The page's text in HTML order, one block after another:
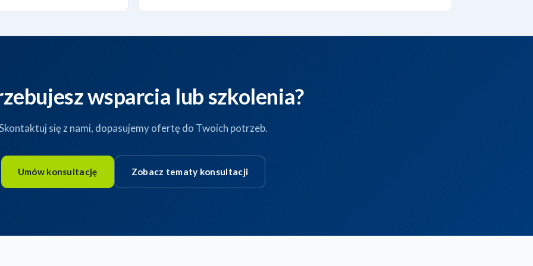
wsparcia lub szkolenia?
się z nami, dopasujemy ofertę do Twoich potrzeb.
Umów konsultację Zobacz tematy konsultacji